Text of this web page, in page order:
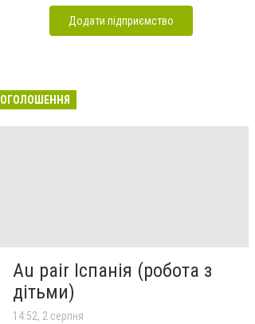
Додати підприємство
ОГОЛОШЕННЯ
Au pair Іспанія (робота з
дітьми)
14:52, 2 серпня